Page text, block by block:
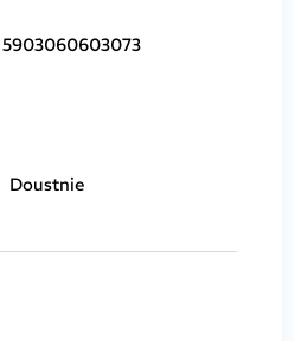
5903060603073
Doustnie